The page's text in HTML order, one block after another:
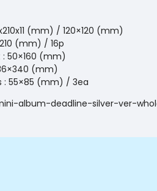
(mm) / 120×120 (mm)
(mm) / 16p
50×160 (mm)
(mm)
: 55×85 (mm) / 3ea